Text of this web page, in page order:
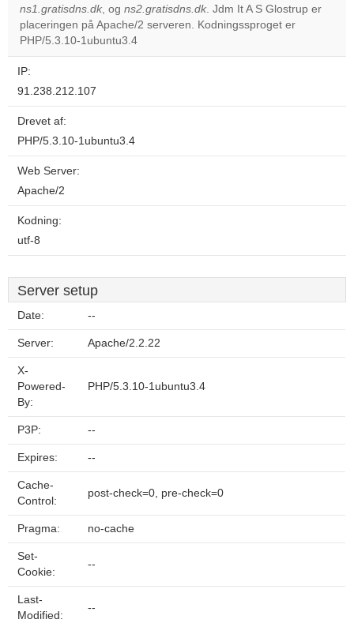
Do you
own this
ns1.gratisdns.dk, og ns2.gratisdns.dk. Jdm It A S Glostrup er
placeringen på Apache/2 serveren. Kodningssproget er
PHP/5.3.10-1ubuntu3.4
IP:
91.238.212.107
Drevet af:
PHP/5.3.10-1ubuntu3.4
Web Server:
Apache/2
Kodning:
utf-8
Server setup
Date: --
Server: Apache/2.2.22
X-
Powered-
By:
PHP/5.3.10-1ubuntu3.4
P3P: --
Expires: --
Cache-
Control:
post-check=0, pre-check=0
Pragma: no-cache
Set-
Cookie:
--
Last-
Modified:
--